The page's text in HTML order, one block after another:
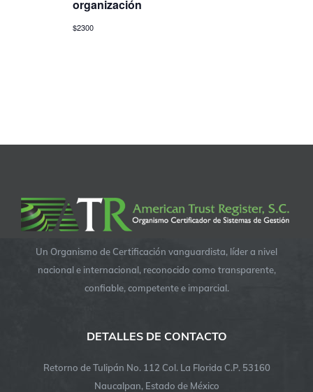
organización
$2300
Un Organismo de Certificación vanguardista, líder a nivel
nacional e internacional, reconocido como transparente,
confiable, competente e imparcial.
DETALLES DE CONTACTO
Retorno de Tulipán No. 112 Col. La Florida C.P. 53160
Naucalpan, Estado de México